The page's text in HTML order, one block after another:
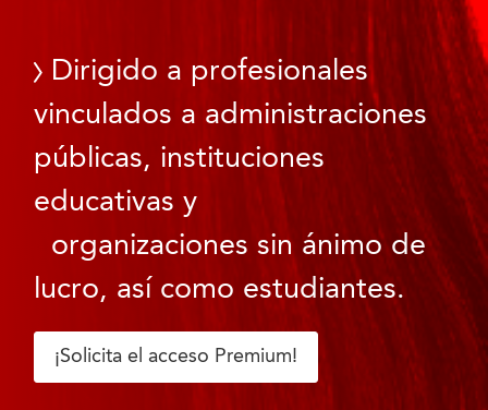
Dirigido a profesionales
vinculados a administraciones
públicas, instituciones
educativas y
organizaciones sin ánimo de
lucro, así como estudiantes.
¡Solicita el acceso Premium!